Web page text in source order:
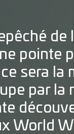
pointe
sera la
par
World